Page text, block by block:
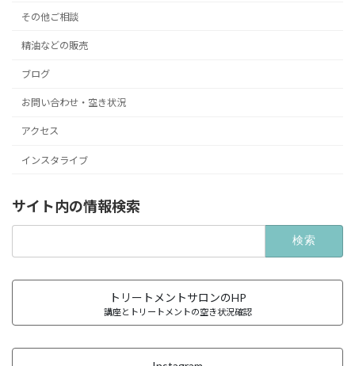
その他ご相談
精油などの販売
ブログ
お問い合わせ・空き状況
アクセス
インスタライブ
サイト内の情報検索
トリートメントサロンのHP
講座とトリートメントの空き状況確認